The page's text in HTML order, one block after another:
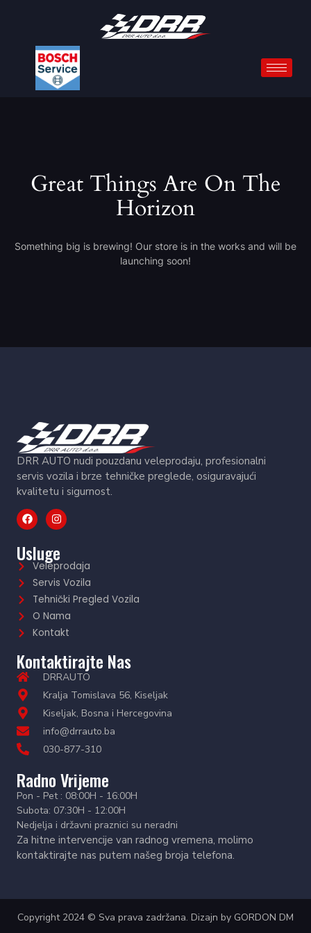
Great Things Are On The
Horizon
Something big is brewing! Our store is in the works and will be
launching soon!
DRR AUTO nudi pouzdanu veleprodaju, profesionalni
servis vozila i brze tehničke preglede, osiguravajući
kvalitetu i sigurnost.
Usluge
Veleprodaja
Servis Vozila
Tehnički Pregled Vozila
O Nama
Kontakt
Kontaktirajte Nas
DRRAUTO
Kralja Tomislava 56, Kiseljak
Kiseljak, Bosna i Hercegovina
info@drrauto.ba
030-877-310
Radno Vrijeme
Pon - Pet : 08:00H - 16:00H
Subota: 07:30H - 12:00H
Nedjelja i državni praznici su neradni
Za hitne intervencije van radnog vremena, molimo
kontaktirajte nas putem našeg broja telefona.
Copyright 2024 © Sva prava zadržana. Dizajn by GORDON DM